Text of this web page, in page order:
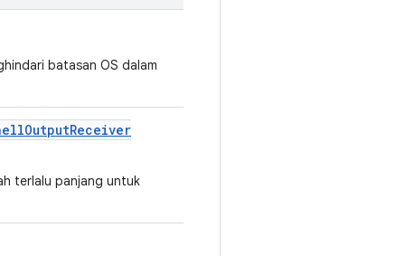
batasan OS dalam
OutputReceiver
terlalu panjang untuk